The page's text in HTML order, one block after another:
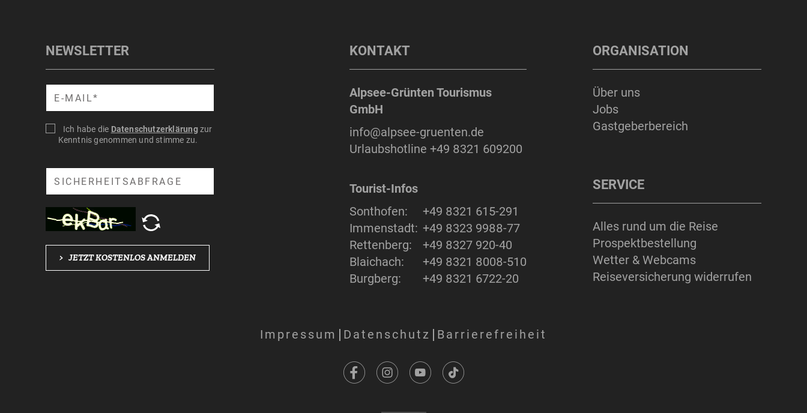
NEWSLETTER
Suche
Ich habe die Datenschutzerklärungzur
Kenntnis genommen und stimme zu.
Suche
> JETZT KOSTENLOS ANMELDEN
KONTAKT
Alpsee-Grünten Tourismus
GmbH
info@alpsee-gruenten.de
Urlaubshotline+49 8321 609200
Tourist-Infos
Sonthofen:
+49 8321 615-291
Immenstadt: +49 8323 9988-77
Rettenberg:
+49 8327 920-40
Blaichach:
+49 8321 8008-510
Burgberg:
+49 8321 6722-20
ORGANISATION
Über uns
Jobs
Gastgeberbereich
SERVICE
Alles rund um die Reise
Prospektbestellung
Wetter & Webcams
Reiseversicherung widerrufen
Impressum Datenschutz Barrierefreiheit